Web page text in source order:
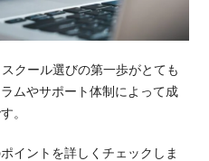
クール選びの第一歩がとても
ムやサポート体制によって成
。
イントを詳しくチェックしま